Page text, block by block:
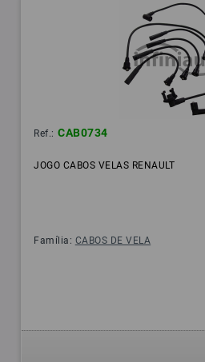
Ref.: CAB0734
JOGO CABOS VELAS RENAULT
Família: CABOS DE VELA